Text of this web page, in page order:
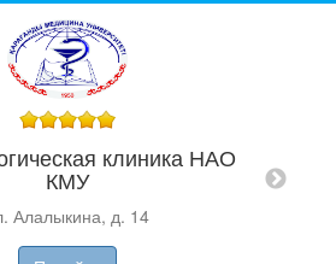
клиника НАО
КМУ
Алалыкина, д. 14